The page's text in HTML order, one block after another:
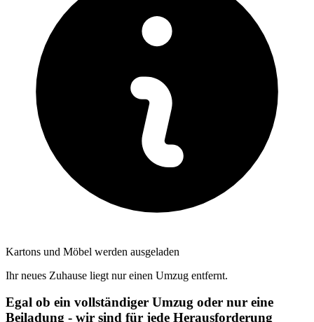
Kartons und Möbel werden ausgeladen
Ihr neues Zuhause liegt nur einen Umzug entfernt.
Egal ob ein vollständiger Umzug oder nur eine
Beiladung - wir sind für jede Herausforderung